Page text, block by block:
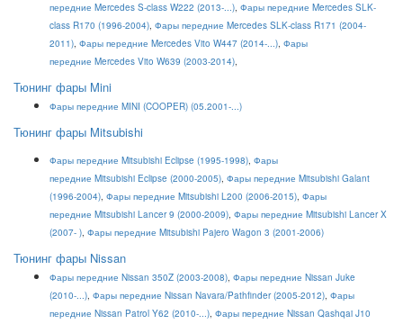
передние Mercedes S-class W222 (2013-...), Фары передние Mercedes SLK-
class R170 (1996-2004), Фары передние Mercedes SLK-class R171 (2004-
2011), Фары передние Mercedes Vito W447 (2014-...), Фары
передние Mercedes Vito W639 (2003-2014),
Тюнинг фары Mini
Фары передние MINI (COOPER) (05.2001-...)
Тюнинг фары Mitsubishi
Фары передние Mitsubishi Eclipse (1995-1998), Фары
передние Mitsubishi Eclipse (2000-2005), Фары передние Mitsubishi Galant
(1996-2004), Фары передние Mitsubishi L200 (2006-2015), Фары
передние Mitsubishi Lancer 9 (2000-2009), Фары передние Mitsubishi Lancer X
(2007- ), Фары передние Mitsubishi Pajero Wagon 3 (2001-2006)
Тюнинг фары Nissan
Фары передние Nissan 350Z (2003-2008), Фары передние Nissan Juke
(2010-...), Фары передние Nissan Navara/Pathfinder (2005-2012), Фары
передние Nissan Patrol Y62 (2010-...), Фары передние Nissan Qashqai J10